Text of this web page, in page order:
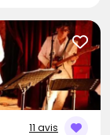
11 avis